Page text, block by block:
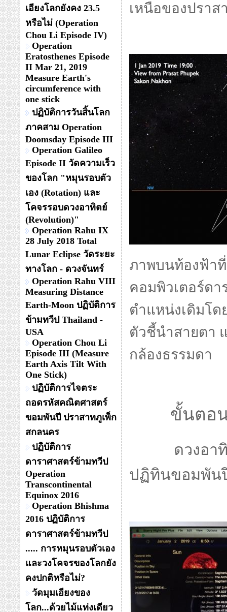
เอียงโลกยังคง 23.5
หรือไม่ (Operation
Chou Li Episode IV)
Operation
Eratosthenes Episode
II Mar 21, 2019
Measure Earth's
circumference with
one stick
ปฏิบัติการวันสิ้นโลก
ภาคสาม Operation
Doomsday Episode III
Operation Galileo
Episode II วัดความเร็ว
ของโลก "หมุนรอบตัว
เอง (Rotation) และ
โคจรรอบดวงอาทิตย์
(Revolution)"
Operation Rahu IX
28 July 2018 Total
Lunar Eclipse วัดระยะ
ทางโลก - ดวงจันทร์
Operation Rahu VIII
Measuring Distance
Earth-Moon ปฏิบัติการ
ข้ามทวีป Thailand -
USA
Operation Chou Li
Episode III (Measure
Earth Axis Tilt With
One Stick)
ปฏิบัติการไจตระ
ถอดรหัสคณิตศาสตร์
ขอมพันปี ปราสาทภูเพ็ก
สกลนคร
ปฏิบัติการ
ดาราศาสตร์ข้ามทวีป
Operation
Transcontinental
Equinox 2016
Operation Bhishma
2016 ปฏิบัติการ
ดาราศาสตร์ข้ามทวีป
..... การหมุนรอบตัวเอง
และวงโคจรของโลกยัง
คงปกติหรือไม่?
วัดมุมเอียงของ
โลก...ด้วยไม้แท่งเดียว
เหนือของปราส
ภาพบนท้องฟ้า
คอมพิวเตอร์ด
ตำแหน่งเดิมโด
ตัวชี้นำสายตา
กล้องธรรมดา
ขั้นตอน
ดวงอาทิตย์
ปฏิทินขอมพัน